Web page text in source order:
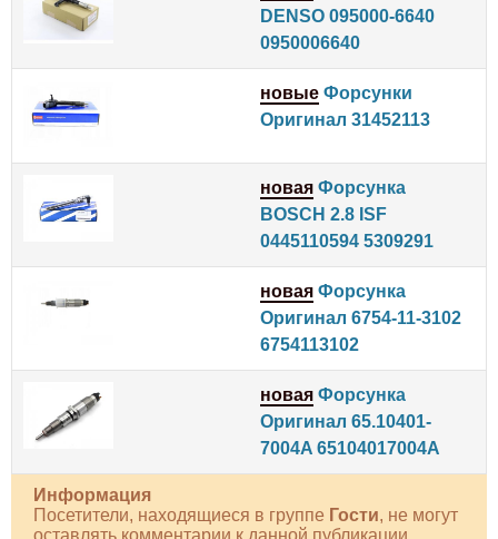
DENSO 095000-6640
0950006640
новые Форсунки
Оригинал 31452113
новая Форсунка
BOSCH 2.8 ISF
0445110594 5309291
новая Форсунка
Оригинал 6754-11-3102
6754113102
новая Форсунка
Оригинал 65.10401-
7004A 65104017004A
Информация
Посетители, находящиеся в группе Гости, не могут
оставлять комментарии к данной публикации.